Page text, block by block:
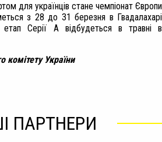
для українців стане чемпіонат Європи
з 28 до 31 березня в Гвадалахарі
етап Серії А відбудеться в травні в
комітету України
ПАРТНЕРИ